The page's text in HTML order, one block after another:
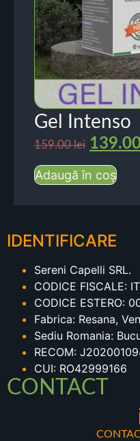
Gel Intenso
159.00lei
Adaugă în coș
IDENTIFICARE
Sereni Capelli SRL.
CODICE FISCALE:
CODICE ESTERO:
Fabrica: Resana,
Sediu Romania:
RECOM:
CUI: RO42999166
CONTACT